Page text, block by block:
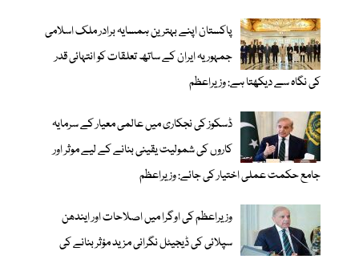
پاکستان اپنے بہترین ہمسایہ برادر ملک اسلامی
جمہوریہ ایران کے ساتھ تعلقات کو انتہائی قدر
کی نگاہ سے دیکھتا ہے: وزیراعظم
ڈسکوز کی نجکاری میں عالمی معیار کے سرمایہ
کاروں کی شمولیت یقینی بنانے کے لیے موثر اور
جامع حکمت عملی اختیار کی جائے: وزیراعظم
وزیراعظم کی اوگرا میں اصلاحات اور ایندھن
سپلائی کی ڈیجیٹل نگرانی مزید مؤثر بنانے کی